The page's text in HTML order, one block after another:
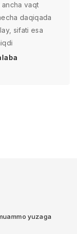
ancha vaqt
daqiqada
sifati esa
yuzaga